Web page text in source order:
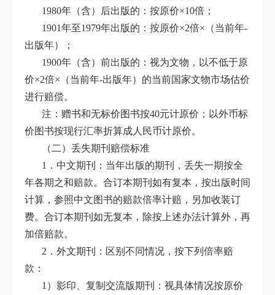
1980年（含）后出版的：按原价×10倍；
1901年至1979年出版的：按原价×2倍×（当前年-
出版年）；
1900年（含）前出版的：视为文物，以不低于原
价×2倍×（当前年-出版年）的当前国家文物市场估价
进行赔偿。
注：赠书和无标价图书按40元计原价；以外币标
价图书按现行汇率折算成人民币计原价。
（二）丢失期刊赔偿标准
1．中文期刊：当年出版的期刊，丢失一期按全
年各期之和赔款。合订本期刊如有复本，按出版时间
计算，参照中文图书的赔款倍率计赔，另加收装订
费。合订本期刊如无复本，除按上述办法计算外，再
加倍赔款。
2．外文期刊：区别不同情况，按下列倍率赔
款：
1）影印、复制交流版期刊：视具体情况按原价